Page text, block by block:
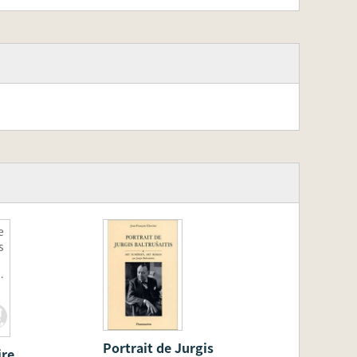
Portrait de Jurgis